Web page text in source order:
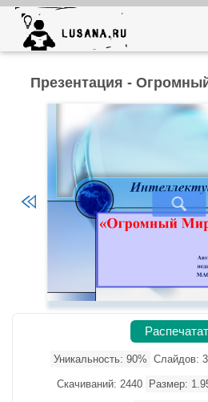
Презентация -
Уникальность: 90% Слайдов:
Скачиваний: 2440 Размер: